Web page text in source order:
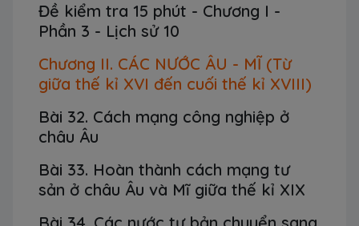
Đề kiểm tra 15 phút - Chương I -
Phần 3 - Lịch sử 10
Chương II. CÁC NƯỚC ÂU - MĨ (Từ
giữa thế kỉ XVI đến cuối thế kỉ XVIII)
Bài 32. Cách mạng công nghiệp ở
châu Âu
Bài 33. Hoàn thành cách mạng tư
sản ở châu Âu và Mĩ giữa thế kỉ XIX